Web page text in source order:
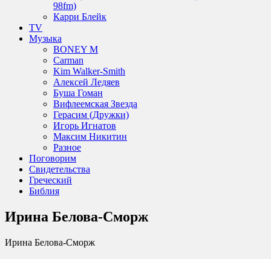
98fm)
Карри Блейк
TV
Музыка
BONEY M
Carman
Kim Walker-Smith
Алексей Ледяев
Буша Гоман
Вифлеемская Звезда
Герасим (Дружки)
Игорь Игнатов
Максим Никитин
Разное
Поговорим
Свидетельства
Греческий
Библия
Ирина Белова-Сморж
Ирина Белова-Сморж